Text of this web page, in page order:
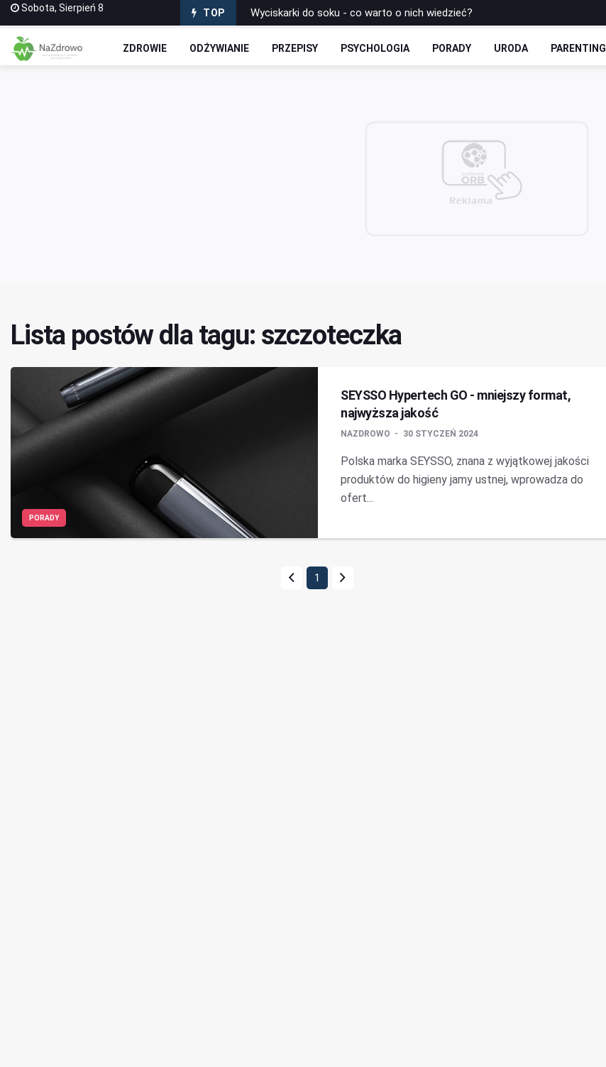
Sobota, Sierpień 8 TOP
Puszyste i Zdrowe: Bułki Maślane ze Skyrem i Czekoladą
Domowe Ciasto Drożdżowe: Dwie Opcje – Słodko i Wytrawnie
ZDROWIE ODŻYWIANIE PRZEPISY PSYCHOLOGIA PORADY URODA PARENTING
Lista postów dla tagu: szczoteczka
PORADY
SEYSSO Hypertech GO - mniejszy format,
najwyższa jakość
NAZDROWO 30 STYCZEŃ 2024
Polska marka SEYSSO, znana z wyjątkowej jakości
produktów do higieny jamy ustnej, wprowadza do
ofert...
1